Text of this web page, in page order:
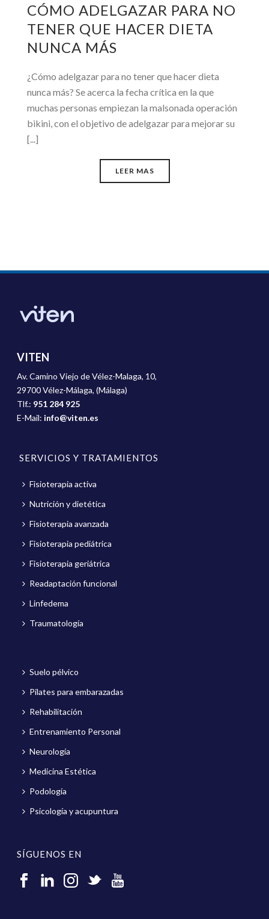
CÓMO ADELGAZAR PARA NO
TENER QUE HACER DIETA
NUNCA MÁS
¿Cómo adelgazar para no tener que hacer dieta
nunca más? Se acerca la fecha crítica en la que
muchas personas empiezan la malsonada operación
bikini, con el objetivo de adelgazar para mejorar su
[...]
LEER MAS
VITEN
Av. Camino Viejo de Vélez-Malaga, 10,
29700 Vélez-Málaga, (Málaga)
Tlf.: 951 284 925
E-Mail: info@viten.es
SERVICIOS Y TRATAMIENTOS
Fisioterapia activa
Nutrición y dietética
Fisioterapia avanzada
Fisioterapia pediátrica
Fisioterapia geriátrica
Readaptación funcional
Linfedema
Traumatología
Suelo pélvico
Pilates para embarazadas
Rehabilitación
Entrenamiento Personal
Neurología
Medicina Estética
Podología
Psicología y acupuntura
SÍGUENOS EN